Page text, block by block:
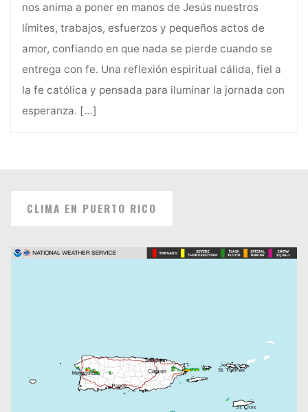
nos anima a poner en manos de Jesús nuestros
límites, trabajos, esfuerzos y pequeños actos de
amor, confiando en que nada se pierde cuando se
entrega con fe. Una reflexión espiritual cálida, fiel a
la fe católica y pensada para iluminar la jornada con
esperanza. […]
CLIMA EN PUERTO RICO